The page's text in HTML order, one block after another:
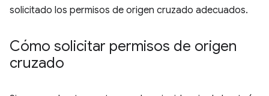
solicitado los permisos de origen cruzado adecuados.
Cómo solicitar permisos de origen
cruzado